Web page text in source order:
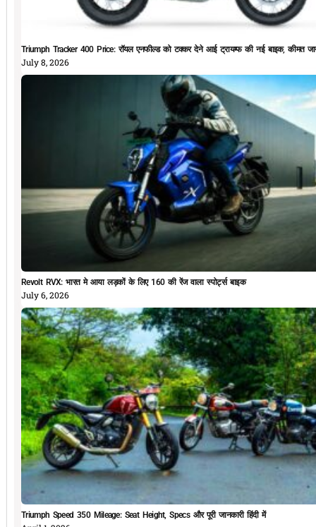
Triumph Tracker 400 Price: रॉयल एनफील्ड को टक्कर देने आई ट्रायम्फ की नई बाइक, कीमत
July 8, 2026
Revolt RVX: भारत मे आया लड़कों के लिए 160 की रेंज वाला स्पोर्ट्स बाइक
July 6, 2026
Triumph Speed 350 Mileage: Seat Height, Specs और पूरी जानकारी हिंदी में